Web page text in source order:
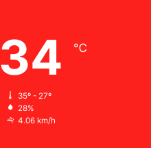
34 ℃
35º - 27º
28%
4.06 km/h